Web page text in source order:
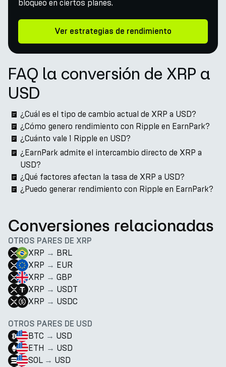
bloqueo en ciertos planes.
Ver estrategias de rendimiento
FAQ la conversión de XRP a
USD
¿Cuál es el tipo de cambio actual de XRP a USD?
¿Cómo genero rendimiento con Ripple en EarnPark?
¿Cuánto vale 1 Ripple en USD?
¿EarnPark admite el intercambio directo de XRP a
USD?
¿Qué factores afectan la tasa de XRP a USD?
¿Puedo generar rendimiento con Ripple en EarnPark?
Conversiones relacionadas
OTROS PARES DE XRP
XRP → BRL
XRP → EUR
XRP → GBP
XRP → USDT
XRP → USDC
OTROS PARES DE USD
BTC → USD
ETH → USD
SOL → USD